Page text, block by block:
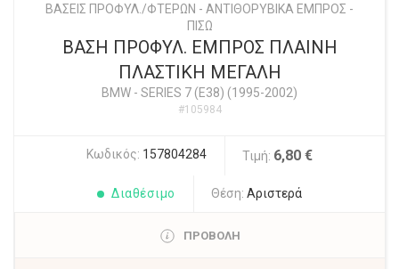
ΒΑΣΕΙΣ ΠΡΟΦΥΛ./ΦΤΕΡΩΝ - ΑΝΤΙΘΟΡΥΒΙΚΑ ΕΜΠΡΟΣ -
ΠΙΣΩ
ΒΑΣΗ ΠΡΟΦΥΛ. ΕΜΠΡΟΣ ΠΛΑΙΝΗ
ΠΛΑΣΤΙΚΗ ΜΕΓΑΛΗ
BMW - SERIES 7 (E38) (1995-2002)
#105984
Κωδικός: 157804284 Τιμή: 6,80 €
Διαθέσιμο Θέση: Αριστερά
ΠΡΟΒΟΛΗ